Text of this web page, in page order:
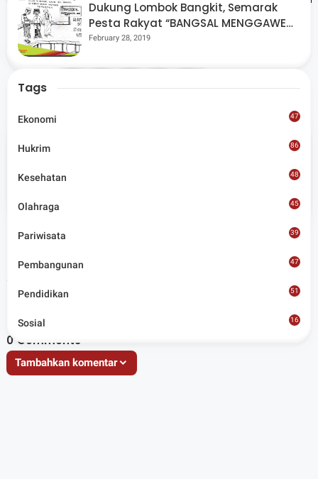
Share
Artikel Terkait
0 Comments
Tambahkan komentar
Dukung Lombok Bangkit, Semarak
Pesta Rakyat “BANGSAL MENGGAWE”
Kembali Digelar Para Seniman Di
February 28, 2019
Tags
Ekonomi 47
Hukrim 86
Kesehatan 48
Olahraga 45
Pariwisata 39
Pembangunan 47
Pendidikan 51
Sosial
16